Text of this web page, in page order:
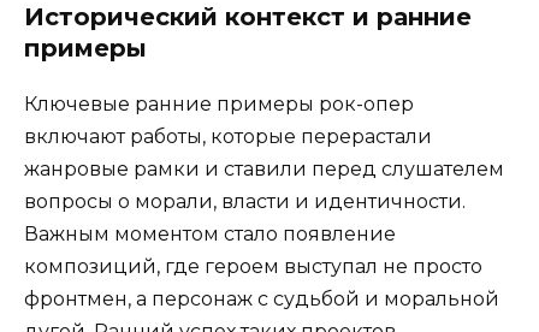
Исторический контекст и ранние
примеры
Ключевые ранние примеры рок-опер
включают работы, которые перерастали
жанровые рамки и ставили перед слушателем
вопросы о морали, власти и идентичности.
Важным моментом стало появление
композиций, где героем выступал не просто
фронтмен, а персонаж с судьбой и моральной